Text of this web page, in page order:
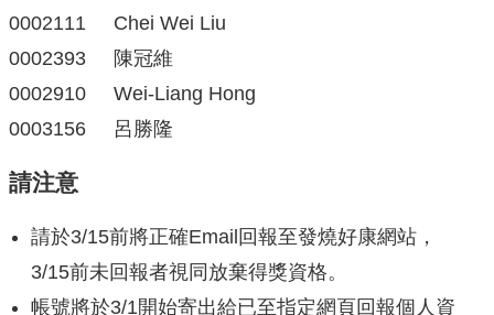
0002111 Chei Wei Liu
0002393 陳冠維
0002910 Wei-Liang Hong
0003156 呂勝隆
請注意
請於3/15前將正確Email回報至發燒好康網站，
3/15前未回報者視同放棄得獎資格。
帳號將於3/1開始寄出給已至指定網頁回報個人資